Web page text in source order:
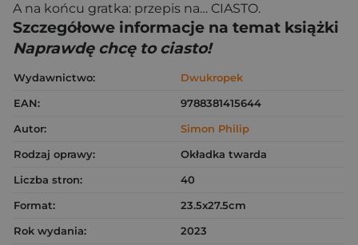
A na końcu gratka: przepis na… CIASTO.
Szczegółowe informacje na temat książki
Naprawdę chcę to ciasto!
Wydawnictwo:
Dwukropek
EAN:
9788381415644
Autor:
Simon Philip
Rodzaj oprawy:
Okładka twarda
Liczba stron:
40
Format:
23.5x27.5cm
Rok wydania:
2023